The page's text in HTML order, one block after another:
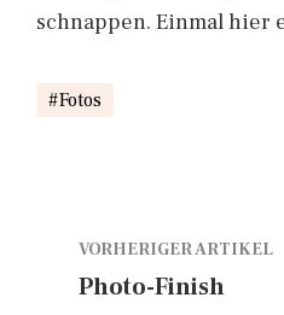
schnappen. Einmal hier
Fotos
VORHERIGER ARTIKEL
Photo-Finish